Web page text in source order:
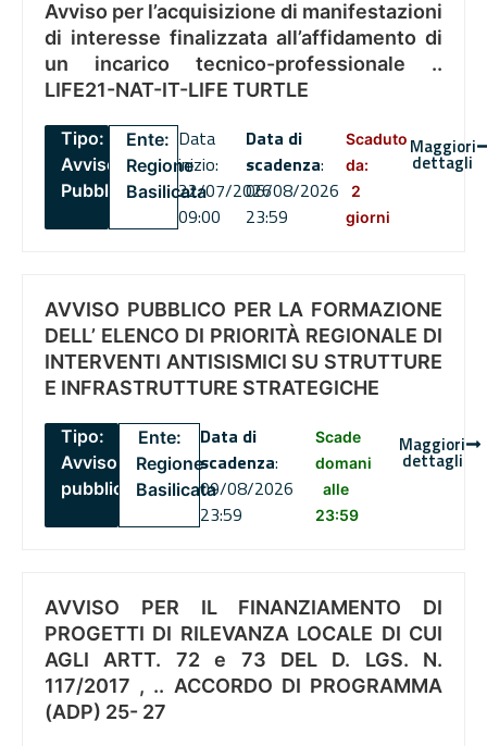
Avviso per l’acquisizione di manifestazioni
di interesse finalizzata all’affidamento di
un incarico tecnico-professionale ..
LIFE21-NAT-IT-LIFE TURTLE
Tipo:
Avviso
Pubblico
Ente:
Regione
Basilicata
Data
inizio:
22/07/2026
09:00
Data di
scadenza:
06/08/2026
23:59
Scaduto
da:
2
giorni
Maggiori
dettagli
AVVISO PUBBLICO PER LA FORMAZIONE
DELL’ ELENCO DI PRIORITÀ REGIONALE DI
INTERVENTI ANTISISMICI SU STRUTTURE
E INFRASTRUTTURE STRATEGICHE
Tipo:
Avviso
pubblico
Ente:
Regione
Basilicata
Data di
scadenza:
09/08/2026
23:59
Scade
domani
alle
23:59
Maggiori
dettagli
AVVISO PER IL FINANZIAMENTO DI
PROGETTI DI RILEVANZA LOCALE DI CUI
AGLI ARTT. 72 e 73 DEL D. LGS. N.
117/2017 , .. ACCORDO DI PROGRAMMA
(ADP) 25- 27